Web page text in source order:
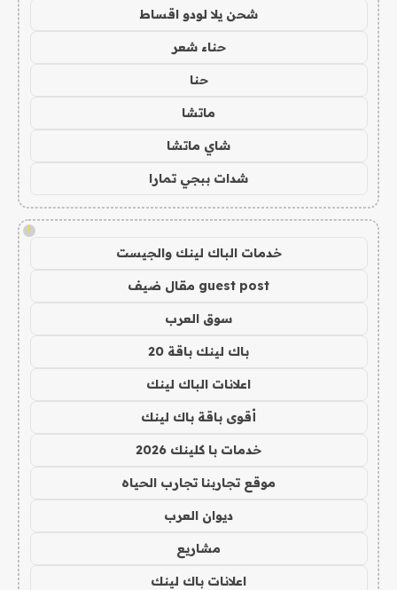
شحن يلا لودو اقساط
حناء شعر
حنا
ماتشا
شاي ماتشا
شدات ببجي تمارا
!
خدمات الباك لينك والجيست
guest post مقال ضيف
سوق العرب
باك لينك باقة 20
اعلانات الباك لينك
أقوى باقة باك لينك
خدمات با كلينك 2026
موقع تجاربنا تجارب الحياه
ديوان العرب
مشاريع
اعلانات باك لينك